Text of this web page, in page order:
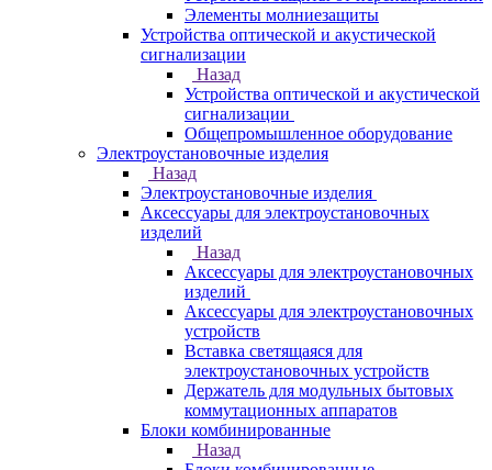
Элементы молниезащиты
Устройства оптической и акустической
сигнализации
Назад
Устройства оптической и акустической
сигнализации
Общепромышленное оборудование
Электроустановочные изделия
Назад
Электроустановочные изделия
Аксессуары для электроустановочных
изделий
Назад
Аксессуары для электроустановочных
изделий
Аксессуары для электроустановочных
устройств
Вставка светящаяся для
электроустановочных устройств
Держатель для модульных бытовых
коммутационных аппаратов
Блоки комбинированные
Назад